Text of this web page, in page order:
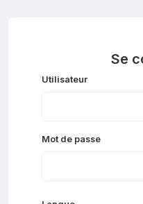
Se
Utilisateur
Mot de passe